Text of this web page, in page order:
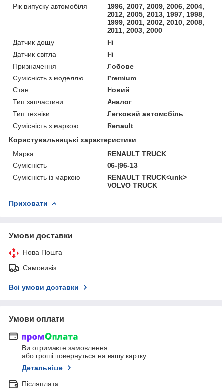
Рік випуску автомобіля
1996, 2007, 2009, 2006, 2004,
2012, 2005, 2013, 1997, 1998,
1999, 2001, 2002, 2010, 2008,
2011, 2003, 2000
Датчик дощу
Ні
Датчик світла
Ні
Призначення
Лобове
Сумісність з моделлю
Premium
Стан
Новий
Тип запчастини
Аналог
Тип техніки
Легковий автомобіль
Сумісність з маркою
Renault
Користувальницькі характеристики
Марка
RENAULT TRUCK
Сумісність
06-|96-13
Сумісність із маркою
RENAULT TRUCK<unk>
VOLVO TRUCK
Приховати
Умови доставки
Нова Пошта
Самовивіз
Всі умови доставки
Умови оплати
Ви отримаєте замовлення
або гроші повернуться на вашу картку
Детальніше
Післяплата